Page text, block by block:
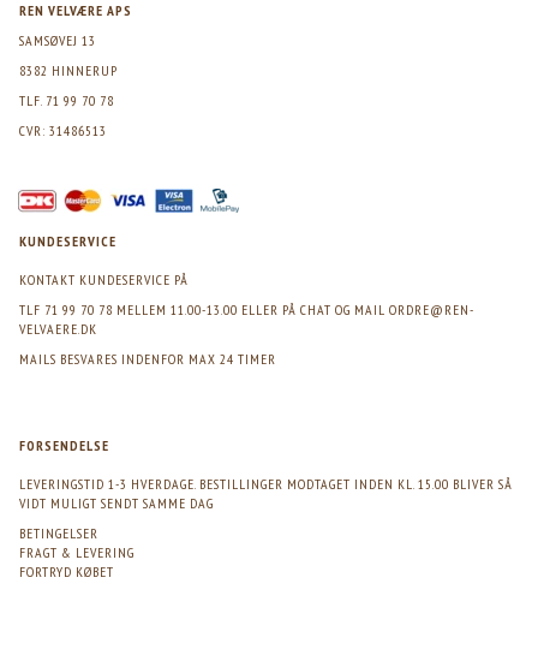
REN VELVÆRE APS
SAMSØVEJ 13
8382 HINNERUP
TLF. 71 99 70 78
CVR: 31486513
KUNDESERVICE
KONTAKT KUNDESERVICE PÅ
TLF 71 99 70 78 MELLEM 11.00-13.00 ELLER PÅ CHAT OG MAIL ORDRE@REN-
VELVAERE.DK
MAILS BESVARES INDENFOR MAX 24 TIMER
FORSENDELSE
LEVERINGSTID 1-3 HVERDAGE. BESTILLINGER MODTAGET INDEN KL. 15.00 BLIVER SÅ
VIDT MULIGT SENDT SAMME DAG
BETINGELSER
FRAGT & LEVERING
FORTRYD KØBET